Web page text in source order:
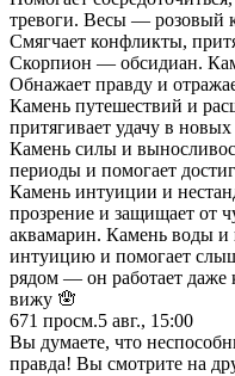
тревоги. Весы — розовый
Смягчает конфликты,
Скорпион — обсидиан.
Обнажает правду и
Камень путешествий и
притягивает удачу в
Камень силы и
периоды и помогает
Камень интуиции и
прозрение и защищает от
аквамарин. Камень воды и
интуицию и помогает
рядом — он работает даже
вижу 🪬
671 просм.5 авг., 15:00
Вы думаете, что
правда! Вы смотрите на